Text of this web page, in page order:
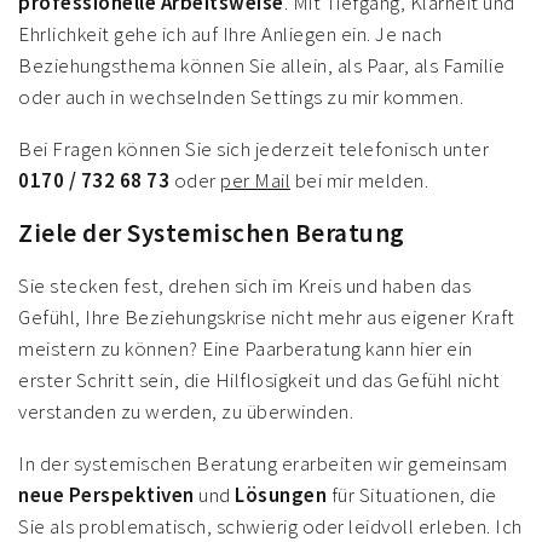
Ehrlichkeit gehe ich auf Ihre Anliegen ein. Je nach
Beziehungsthema können Sie allein, als Paar, als Familie
oder auch in wechselnden Settings zu mir kommen.
Bei Fragen können Sie sich jederzeit telefonisch unter
0170 / 732 68 73 oder per Mail bei mir melden.
Ziele der Systemischen Beratung
Sie stecken fest, drehen sich im Kreis und haben das
Gefühl, Ihre Beziehungskrise nicht mehr aus eigener Kraft
meistern zu können? Eine Paarberatung kann hier ein
erster Schritt sein, die Hilflosigkeit und das Gefühl nicht
verstanden zu werden, zu überwinden.
In der systemischen Beratung erarbeiten wir gemeinsam
neue Perspektiven und Lösungen für Situationen, die
Sie als problematisch, schwierig oder leidvoll erleben. Ich